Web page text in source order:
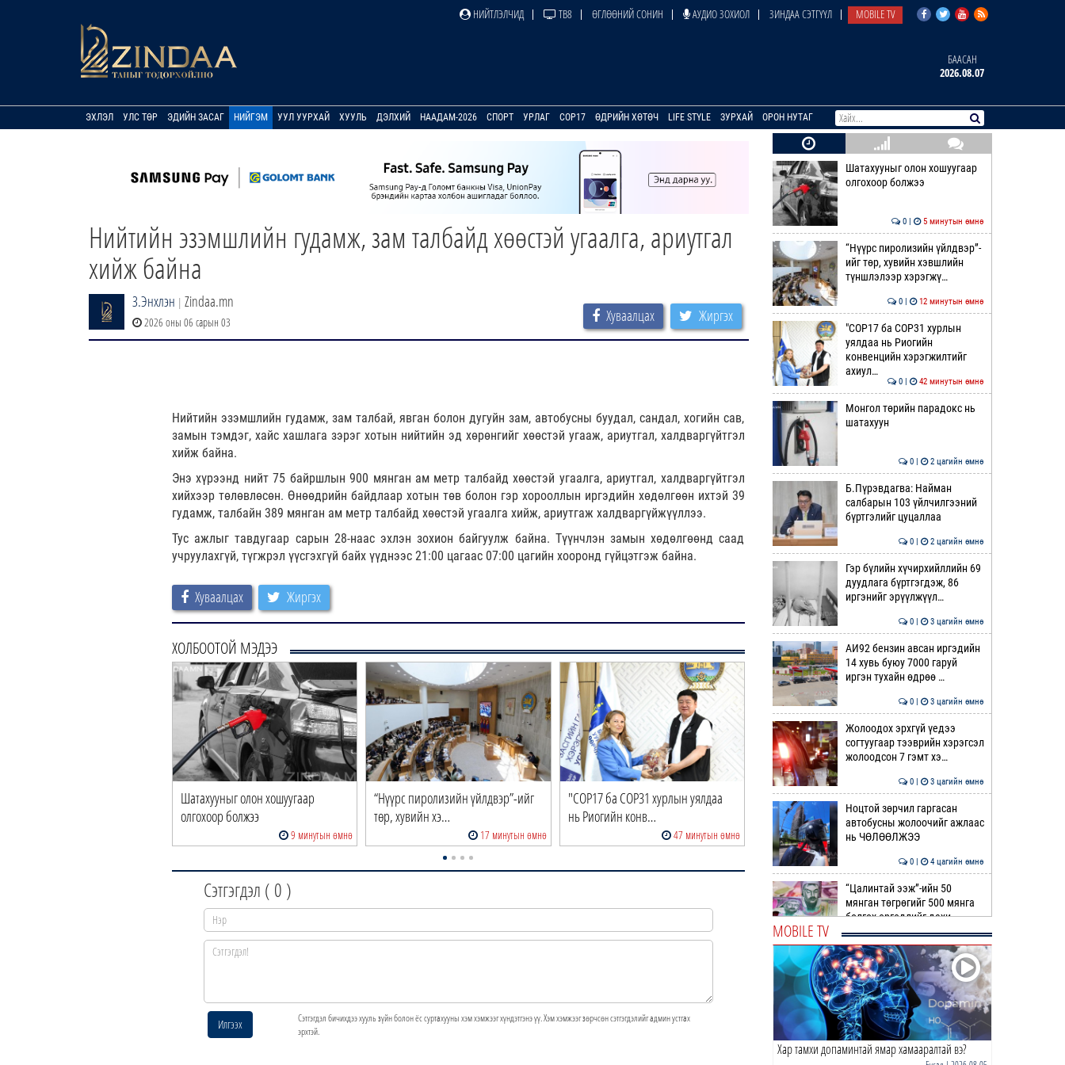
НИЙТЛЭЛЧИД ТВ8 ӨГЛӨӨНИЙ СОНИН АУДИО ЗОХИОЛ ЗИНДАА СЭТГҮҮЛ MOBILE TV
БААСАН
2026.08.07
ЭХЛЭЛ УЛС ТӨР ЭДИЙН ЗАСАГ НИЙГЭМ УУЛ УУРХАЙ ХУУЛЬ ДЭЛХИЙ НААДАМ-2026 СПОРТ УРЛАГ COP17 ӨДРИЙН ХӨТӨЧ LIFE STYLE ЗУРХАЙ ОРОН НУТАГ
Нийтийн эзэмшлийн гудамж, зам талбайд хөөстэй угаалга, ариутгал
хийж байна
З.Энхлэн | Zindaa.mn
2026 оны 06 сарын 03 Хуваалцах Жиргэх
Нийтийн эзэмшлийн гудамж, зам талбай, явган болон дугуйн зам, автобусны буудал, сандал, хогийн сав,
замын тэмдэг, хайс хашлага зэрэг хотын нийтийн эд хөрөнгийг хөөстэй угааж, ариутгал, халдваргүйтгэл
хийж байна.
Энэ хүрээнд нийт 75 байршлын 900 мянган ам метр талбайд хөөстэй угаалга, ариутгал, халдваргүйтгэл
хийхээр төлөвлөсөн. Өнөөдрийн байдлаар хотын төв болон гэр хорооллын иргэдийн хөдөлгөөн ихтэй 39
гудамж, талбайн 389 мянган ам метр талбайд хөөстэй угаалга хийж, ариутгаж халдваргүйжүүллээ.
Тус ажлыг тавдугаар сарын 28-наас эхлэн зохион байгуулж байна. Түүнчлэн замын хөдөлгөөнд саад
учруулахгүй, түгжрэл үүсгэхгүй байх үүднээс 21:00 цагаас 07:00 цагийн хооронд гүйцэтгэж байна.
Хуваалцах Жиргэх
ХОЛБООТОЙ МЭДЭЭ
Шатахууныг олон хошуугаар
олгохоор болжээ
9 минутын өмнө
“Нүүрс пиролизийн үйлдвэр”-ийг
төр, хувийн хэ…
17 минутын өмнө
"COP17 ба COP31 хурлын уялдаа
нь Риогийн конв…
47 минутын өмнө
Монгол төрийн парадокс нь
шатахуун
2 цагийн өмнө
Б.Пүрэвдагва:
103 үйлчилгээни…
Сэтгэгдэл ( 0 )
Илгээх
Сэтгэгдэл бичихдээ хууль зүйн болон ёс суртахууны хэм хэмжээг хүндэтгэнэ үү. Хэм хэмжээг зөрчсөн сэтгэгдэлийг админ устгах
эрхтэй.
Шатахууныг олон хошуугаар
олгохоор болжээ
0 | 5 минутын өмнө
“Нүүрс пиролизийн үйлдвэр”-
ийг төр, хувийн хэвшлийн
түншлэлээр хэрэгжү…
0 | 12 минутын өмнө
"COP17 ба COP31 хурлын
уялдаа нь Риогийн
конвенцийн хэрэгжилтийг
ахиул…
0 | 42 минутын өмнө
Монгол төрийн парадокс нь
шатахуун
0 | 2 цагийн өмнө
Б.Пүрэвдагва: Найман
салбарын 103 үйлчилгээний
бүртгэлийг цуцаллаа
0 | 2 цагийн өмнө
Гэр бүлийн хүчирхийллийн 69
дуудлага бүртгэгдэж, 86
иргэнийг эрүүлжүүл…
0 | 3 цагийн өмнө
АИ92 бензин авсан иргэдийн
14 хувь буюу 7000 гаруй
иргэн тухайн өдрөө …
0 | 3 цагийн өмнө
Жолоодох эрхгүй үедээ
согтуугаар тээврийн хэрэгсэл
жолоодсон 7 гэмт хэ…
0 | 3 цагийн өмнө
Ноцтой зөрчил гаргасан
автобусны жолоочийг ажлаас
нь ЧӨЛӨӨЛЖЭЭ
0 | 4 цагийн өмнө
“Цалинтай ээж”-ийн 50
мянган төгрөгийг 500 мянга
болгох өргөдлийг дахи…
Долоодугаар сард 709,503
зөрчил бүртгэгджээ
0 | 4 цагийн өмнө
Худалдаа, үйлчилгээ
MOBILE TV
Хар тамхи допаминтай ямар хамааралтай вэ?